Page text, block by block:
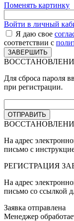
Поменять картинку
Войти в личный
Я даю свое
соответствии с
Для сброса пароля
при регистрации.
На адрес
письмо с
РЕГИСТРАЦИЯ
На адрес
письмо со ссылкой
Заявка отправлена
Менеджер